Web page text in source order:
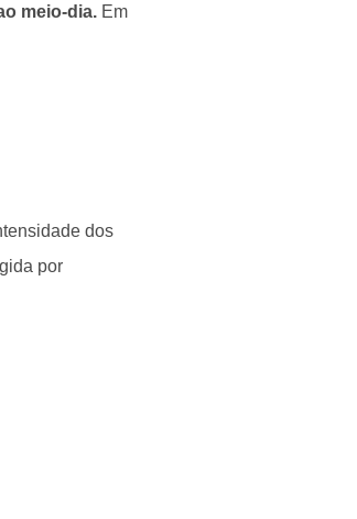
meio-dia. Em
dos
por